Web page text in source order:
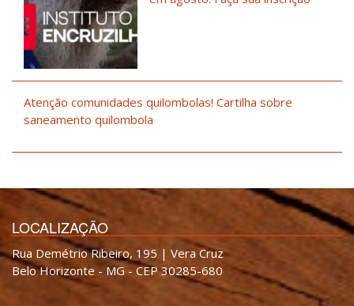
Atenção comunidades quilombolas! Cartilha sobre
saneamento quilombola
LOCALIZAÇÃO
Rua Demétrio Ribeiro, 195 | Vera Cruz
Belo Horizonte - MG - CEP 30285-680